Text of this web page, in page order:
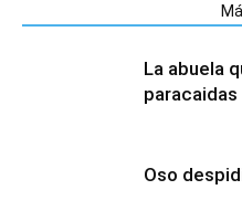
La abuela
paracaidas
Oso